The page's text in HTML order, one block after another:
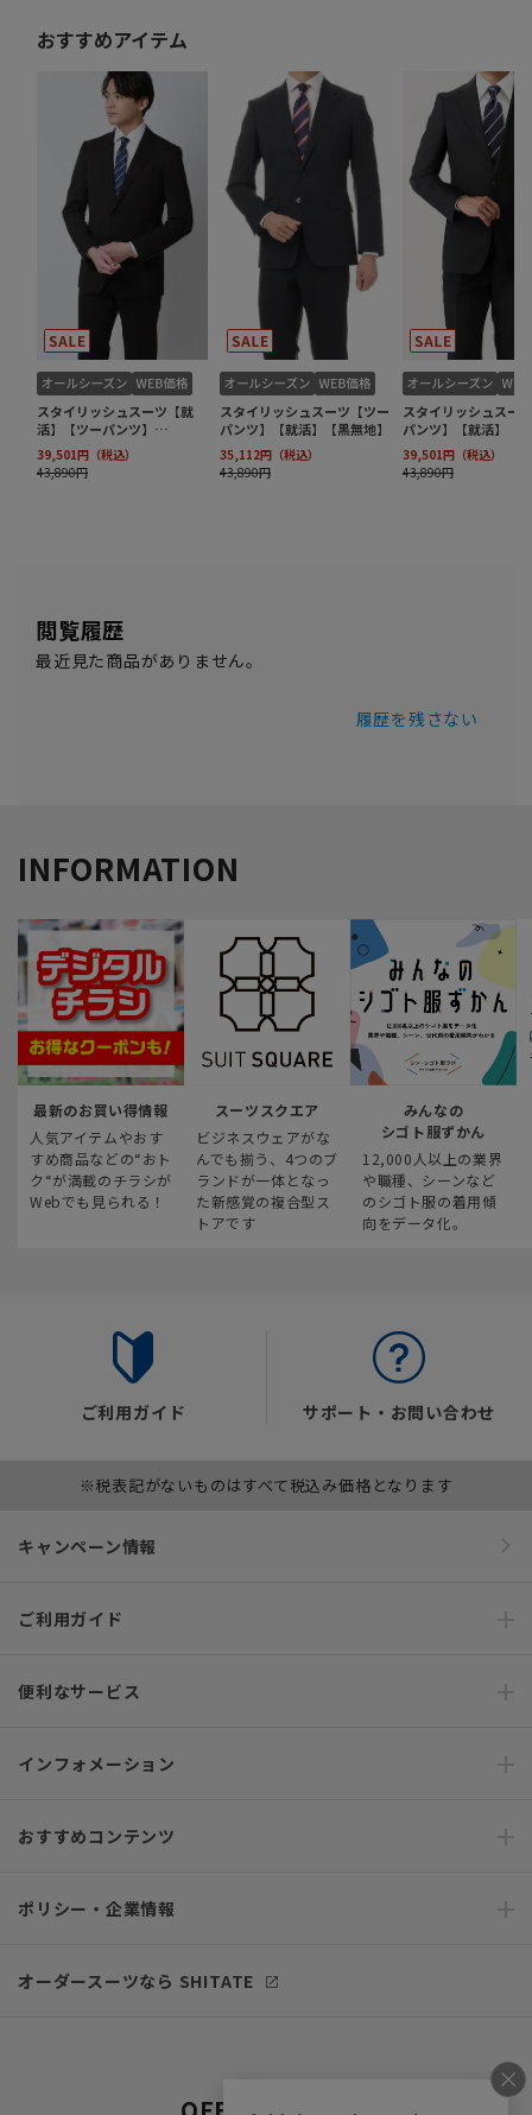
閲覧履歴
最近見た商品がありません。
履歴を残さない
INFORMATION
最新のお買い得情報
人気アイテムやおす
すめ商品などの“おト
ク“が満載のチラシが
Webでも見られる！
スーツスクエア
ビジネスウェアがな
んでも揃う、4つのブ
ランドが一体となっ
た新感覚の複合型ス
トアです
みんなの
シゴト服ずかん
12,000人以上の業界
や職種、シーンなど
のシゴト服の着用傾
向をデータ化。
ご利用ガイド サポート・お問い合わせ
※税表記がないものはすべて税込み価格となります
キャンペーン情報
ご利用ガイド
便利なサービス
インフォメーション
おすすめコンテンツ
ポリシー・企業情報
オーダースーツなら SHITATE